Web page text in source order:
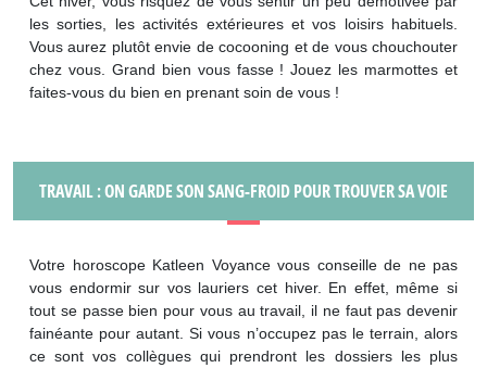
les sorties, les activités extérieures et vos loisirs habituels.
Vous aurez plutôt envie de cocooning et de vous chouchouter
chez vous. Grand bien vous fasse ! Jouez les marmottes et
faites-vous du bien en prenant soin de vous !
TRAVAIL : ON GARDE SON SANG-FROID POUR TROUVER SA VOIE
Votre horoscope Katleen Voyance vous conseille de ne pas
vous endormir sur vos lauriers cet hiver. En effet, même si
tout se passe bien pour vous au travail, il ne faut pas devenir
fainéante pour autant. Si vous n’occupez pas le terrain, alors
ce sont vos collègues qui prendront les dossiers les plus